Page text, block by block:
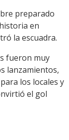
preparado
en
la escuadra.
fueron muy
lanzamientos,
los locales y
el gol